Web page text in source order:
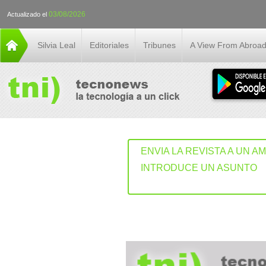
Actualizado el 03/08/2026
Silvia Leal Editoriales Tribunes A View From Abroad
ENVIA LA REVISTA A UN
INTRODUCE UN ASUNTO